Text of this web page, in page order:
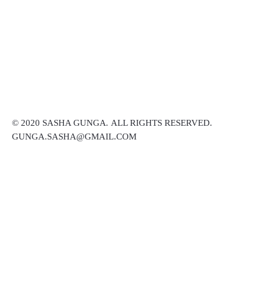
© 2020 SASHA GUNGA. ALL RIGHTS RESERVED.
GUNGA.SASHA@GMAIL.COM